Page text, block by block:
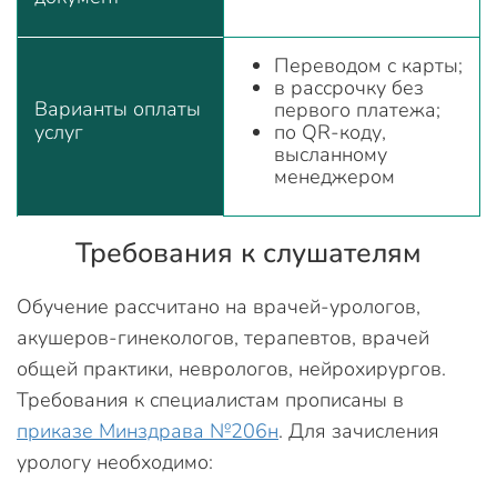
Варианты оплаты
услуг
Переводом с карты;
в рассрочку без
первого платежа;
по QR-коду,
высланному
менеджером
Требования к слушателям
Обучение рассчитано на врачей-урологов,
акушеров-гинекологов, терапевтов, врачей
общей практики, неврологов, нейрохирургов.
Требования к специалистам прописаны в
приказе Минздрава №206н. Для зачисления
урологу необходимо: